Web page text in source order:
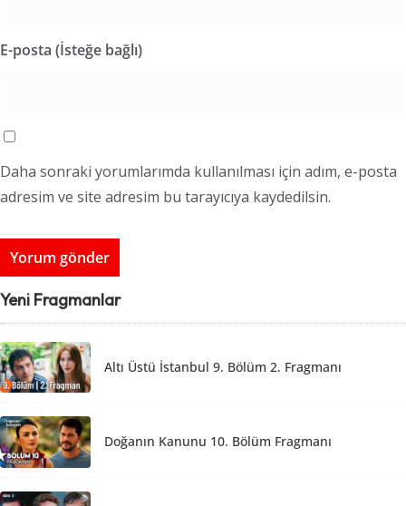
E-posta (İsteğe bağlı)
Daha sonraki yorumlarımda kullanılması için adım, e-posta
adresim ve site adresim bu tarayıcıya kaydedilsin.
Yeni Fragmanlar
Altı Üstü İstanbul 9. Bölüm 2. Fragmanı
Doğanın Kanunu 10. Bölüm Fragmanı